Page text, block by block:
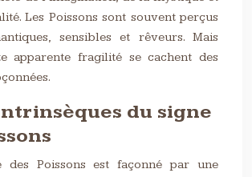
Les Poissons sont souvent perçus
sensibles et rêveurs. Mais
apparente fragilité se cachent des
du signe
des Poissons est façonné par une